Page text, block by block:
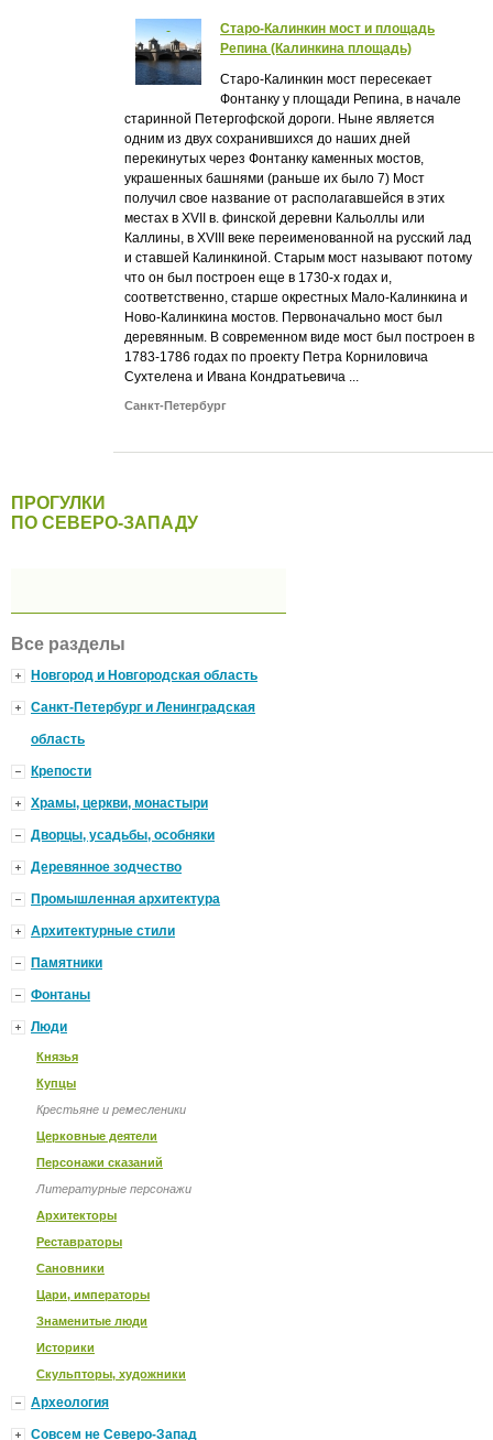
Старо-Калинкин мост и площадь
Репина (Калинкина площадь)
Старо-Калинкин мост пересекает
Фонтанку у площади Репина, в начале
старинной Петергофской дороги. Ныне является
одним из двух сохранившихся до наших дней
перекинутых через Фонтанку каменных мостов,
украшенных башнями (раньше их было 7) Мост
получил свое название от располагавшейся в этих
местах в XVII в. финской деревни Кальоллы или
Каллины, в XVIII веке переименованной на русский лад
и ставшей Калинкиной. Старым мост называют потому
что он был построен еще в 1730-х годах и,
соответственно, старше окрестных Мало-Калинкина и
Ново-Калинкина мостов. Первоначально мост был
деревянным. В современном виде мост был построен в
1783-1786 годах по проекту Петра Корниловича
Сухтелена и Ивана Кондратьевича ...
Санкт-Петербург
ПРОГУЛКИ
ПО СЕВЕРО-ЗАПАДУ
Все разделы
Новгород и Новгородская область
Санкт-Петербург и Ленинградская
область
Крепости
Храмы, церкви, монастыри
Дворцы, усадьбы, особняки
Деревянное зодчество
Промышленная архитектура
Архитектурные стили
Памятники
Фонтаны
Люди
Князья
Купцы
Крестьяне и ремесленики
Церковные деятели
Персонажи сказаний
Литературные персонажи
Архитекторы
Реставраторы
Сановники
Цари, императоры
Знаменитые люди
Историки
Скульпторы, художники
Археология
Совсем не Северо-Запад